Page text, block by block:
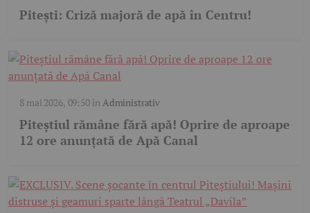
Pitești: Criză majoră de apă în Centru!
8 mai 2026, 09:50înAdministrativ
Piteștiul rămâne fără apă! Oprire de aproape
12 ore anunțată de Apă Canal